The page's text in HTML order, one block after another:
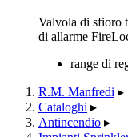
Valvola di sfioro
di allarme
range di
R.M. Manfredi ▸
Cataloghi ▸
Antincendio ▸